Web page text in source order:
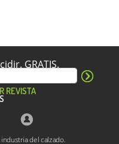
GRATIS.
REVISTA
del calzado.